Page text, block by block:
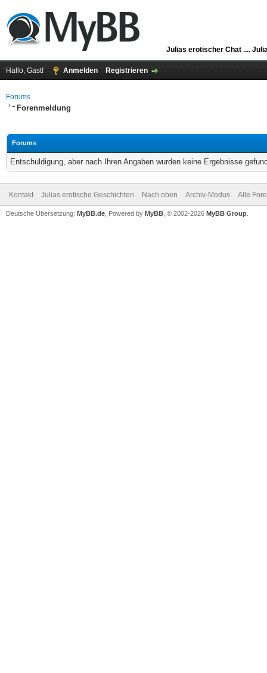
Julias erotischer Chat ....
Hallo, Gast! Anmelden Registrieren
Forums
Forenmeldung
Forums
Entschuldigung, aber nach Ihren Angaben wurden keine Ergebnisse
Kontakt Julias erotische Geschichten Nach oben Archiv-Modus Alle
Deutsche Übersetzung: MyBB.de , Powered by MyBB , © 2002-2026 MyBB Group